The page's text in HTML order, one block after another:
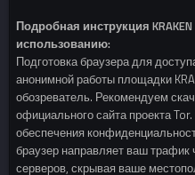
Подробная инструкция
использованию:
Подготовка браузера для
анонимной работы площадки
обозреватель. Рекомендуем
официального сайта проекта
обеспечения
браузер направляет ваш
серверов, скрывая ваше